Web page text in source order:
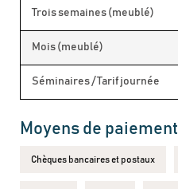
Trois semaines (meublé)
Mois (meublé)
Séminaires / Tarif journée
Moyens de paiement
Chèques bancaires et postaux